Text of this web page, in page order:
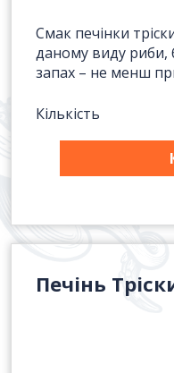
Смак печінки
даному виду риби,
запах – не менш
Кількість
Печінь